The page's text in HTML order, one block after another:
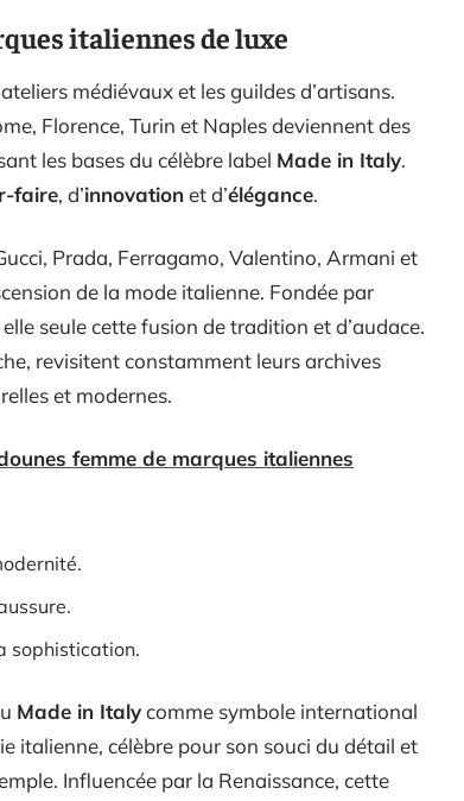
italiennes de luxe
médiévaux et les guildes d’artisans.
Florence, Turin et Naples deviennent des
les bases du célèbre label Made in Italy.
faire, d’innovationet d’élégance.
Prada, Ferragamo, Valentino, Armani et
de la mode italienne. Fondée par
seule cette fusion de tradition et d’audace.
revisitent constamment leurs archives
et modernes.
femme de marques italiennes
sophistication.
Made in Italycomme symbole international
italienne, célèbre pour son souci du détail et
Influencée par la Renaissance, cette